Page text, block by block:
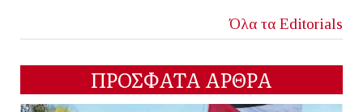
Όλα τα Editorials
ΠΡΟΣΦΑΤΑ ΑΡΘΡΑ